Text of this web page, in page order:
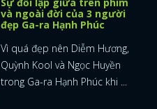
GOOGLE
và ngoài đời của 3 người
đẹp Ga-ra Hạnh Phúc
Vì quá đẹp nên Diễm Hương,
Quỳnh Kool và Ngọc Huyền
trong Ga-ra Hạnh Phúc khi ...